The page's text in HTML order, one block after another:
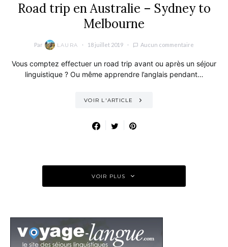
Road trip en Australie – Sydney to
Melbourne
Par LAURA 18 juillet 2019 Aucun commentaire
Vous comptez effectuer un road trip avant ou après un séjour
linguistique ? Ou même apprendre l’anglais pendant…
VOIR L'ARTICLE
VOIR PLUS